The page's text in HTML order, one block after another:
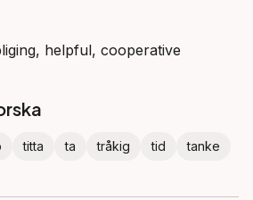
helpful, cooperative
titta ta tråkig tid tanke